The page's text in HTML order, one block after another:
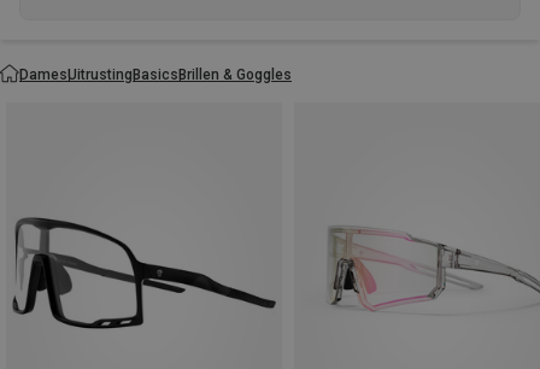
DamesUitrustingBasicsBrillen & Goggles